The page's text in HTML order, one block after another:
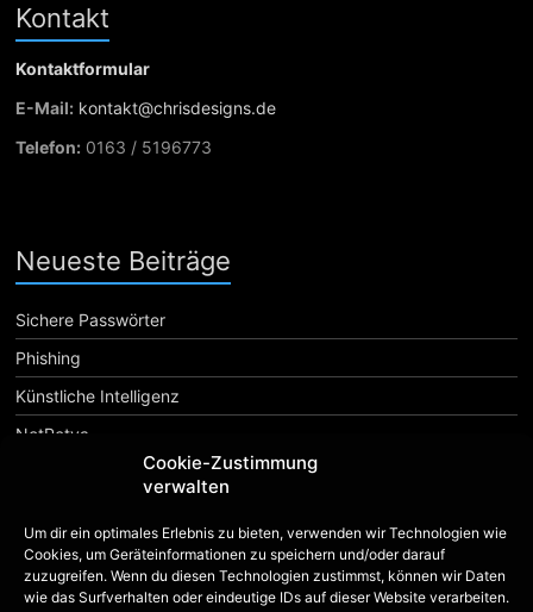
Cookie-Zustimmung
verwalten
Um dir ein optimales Erlebnis zu bieten, verwenden wir Technologien wie
Cookies, um Geräteinformationen zu speichern und/oder darauf
zuzugreifen. Wenn du diesen Technologien zustimmst, können wir Daten
wie das Surfverhalten oder eindeutige IDs auf dieser Website verarbeiten.
Kontakt
Kontaktformular
E-Mail: kontakt@chrisdesigns.de
Telefon: 0163 / 5196773
Neueste Beiträge
Sichere Passwörter
Phishing
Künstliche Intelligenz
NotPetya
Android
App Shop Custom Rom Einsteiger Erweiterungen F-Droid Firefox
Hardware HTC iOS iPhone Launcher Linux lumia
Microsoft Nextcloud Oberflächen Open Source Phone Play Store
Review